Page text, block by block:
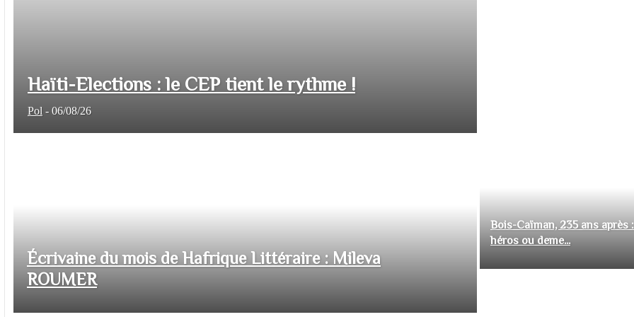
Haïti-Elections : le CEP tient le rythme !
Pol - 06/08/26
Écrivaine du mois de Hafrique Littéraire : Mileva
ROUMER
Bois-Caïman, 235 ans après
héros ou deme...